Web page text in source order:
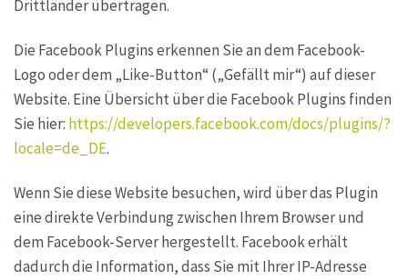
Drittländer übertragen.
Die Facebook Plugins erkennen Sie an dem Facebook-
Logo oder dem „Like-Button“ („Gefällt mir“) auf dieser
Website. Eine Übersicht über die Facebook Plugins finden
Sie hier: https://developers.facebook.com/docs/plugins/?
locale=de_DE.
Wenn Sie diese Website besuchen, wird über das Plugin
eine direkte Verbindung zwischen Ihrem Browser und
dem Facebook-Server hergestellt. Facebook erhält
dadurch die Information, dass Sie mit Ihrer IP-Adresse